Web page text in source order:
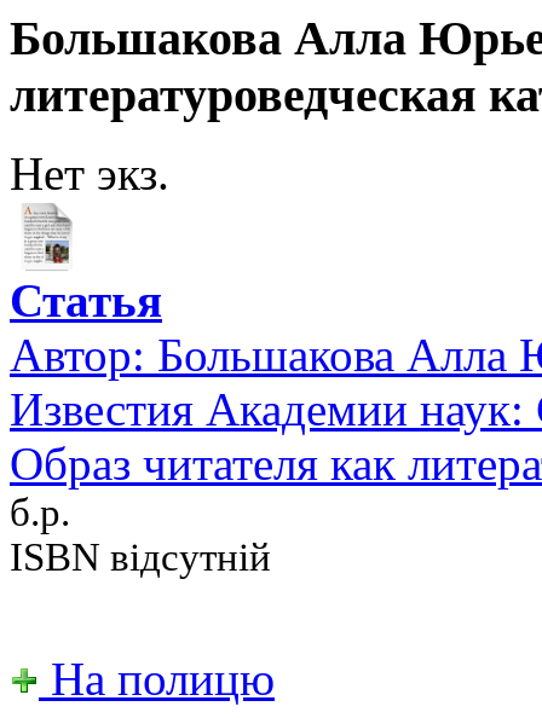
Большакова Алла
литературоведческая
Нет экз.
Статья
Автор: Большакова Алла
Известия Академии
Образ читателя как
б.р.
ISBN відсутній
На полицю